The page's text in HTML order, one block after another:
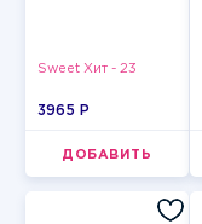
Sweet Хит - 23
3965 P
ДОБАВИТЬ